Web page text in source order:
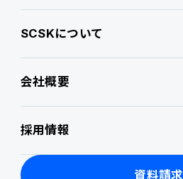
資料請求
特集記事
ニュース・トピックス
製品関連動画
SCSKについて
会社概要
採用情報